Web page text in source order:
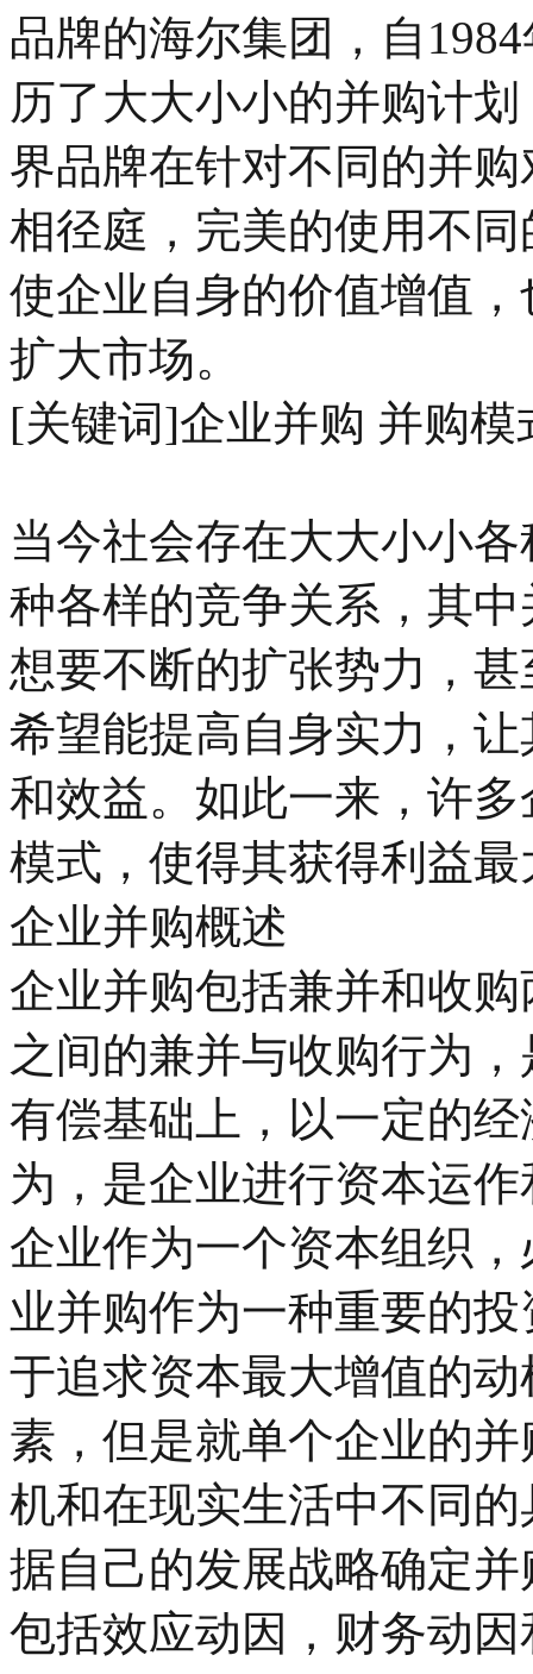
品牌的海尔集团，自
历了大大小小的并购计
界品牌在针对不同的并
相径庭，完美的使用不
使企业自身的价值增值
扩大市场。
[关键词]企业并购 并购模
当今社会存在大大小小
种各样的竞争关系，其
想要不断的扩张势力，
希望能提高自身实力，
和效益。如此一来，许
模式，使得其获得利益
企业并购概述
企业并购包括兼并和收
之间的兼并与收购行为
有偿基础上，以一定的
为，是企业进行资本运
企业作为一个资本组织
业并购作为一种重要的
于追求资本最大增值的
素，但是就单个企业的
机和在现实生活中不同
据自己的发展战略确定
包括效应动因，财务动